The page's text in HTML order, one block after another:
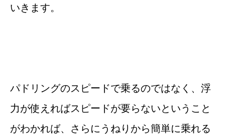
いきます。
パドリングのスピードで乗るのではなく、浮
力が使えればスピードが要らないということ
がわかれば、さらにうねりから簡単に乗れる